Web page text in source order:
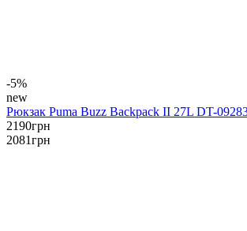
-5%
new
Рюкзак Puma Buzz Backpack II 27L DT-
2190грн
2081грн